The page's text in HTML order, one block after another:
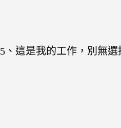
5、這是我的工作，別無選